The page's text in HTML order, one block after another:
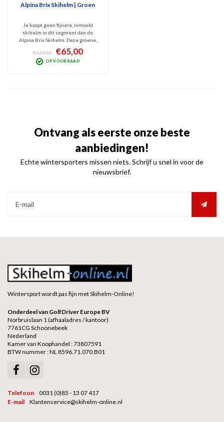
Alpina Brix Skihelm | Groen
Je koopt geen fijnere, inmould
skihelm in dit segment dan de
Alpina Brix Skihelm. Deze groene,
goed ventilerende skihelm is licht
maar stevig. Hij is verstelbaar en
heeft een comfortabele, uitwasbare
€119,00 €65,00
OP VOORRAAD
Ontvang als eerste onze beste
aanbiedingen!
Echte wintersporters missen niets. Schrijf u snel in voor de
nieuwsbrief.
Wintersport wordt pas fijn met Skihelm-Online!
Onderdeel van GolfDriver Europe BV
Norbruislaan 1 (afhaaladres / kantoor)
7761CG Schoonebeek
Nederland
Kamer van Koophandel : 73807591
BTW nummer : NL 8596.71.070.B01
Telefoon
0031 (0)85 - 13 07 417
E-mail
Klantenservice@skihelm-online.nl